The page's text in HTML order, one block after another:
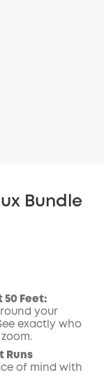
Bundle
KOPIA
50 Feet:
your
exactly who
Runs
of mind with